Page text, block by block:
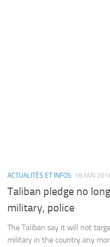
ACTUALITÉS ET INFOS 18 MAI
Taliban pledge no
military, police
The Taliban say it will not
military in the country any